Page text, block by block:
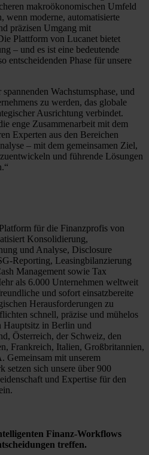
makroökonomischen Umfeld
wenn moderne, automatisierte
präzisen Umgang mit
Plattform von Lucanet bietet
– und es ist eine bedeutende
entscheidenden Phase für unsere
Wachstumsphase, und
zu werden, das globale
Ausrichtung verbindet.
enge Zusammenarbeit mit dem
Experten aus den Bereichen
– mit dem gemeinsamen Ziel,
und führende Lösungen
für die Finanzprofis von
Konsolidierung,
und Analyse, Disclosure
Reporting, Leasingbilanzierung
Management sowie Tax
als 6.000 Unternehmen weltweit
und sofort einsatzbereite
Herausforderungen zu
schnell, präzise und mühelos
Hauptsitz in Berlin und
Österreich, der Schweiz, den
Frankreich, Italien, Großbritannien,
Gemeinsam mit unserem
setzen sich unsere über 900
und Expertise für den
Finanz-Workflows
treffen.